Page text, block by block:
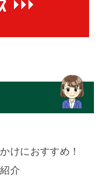
けにおすすめ！
介